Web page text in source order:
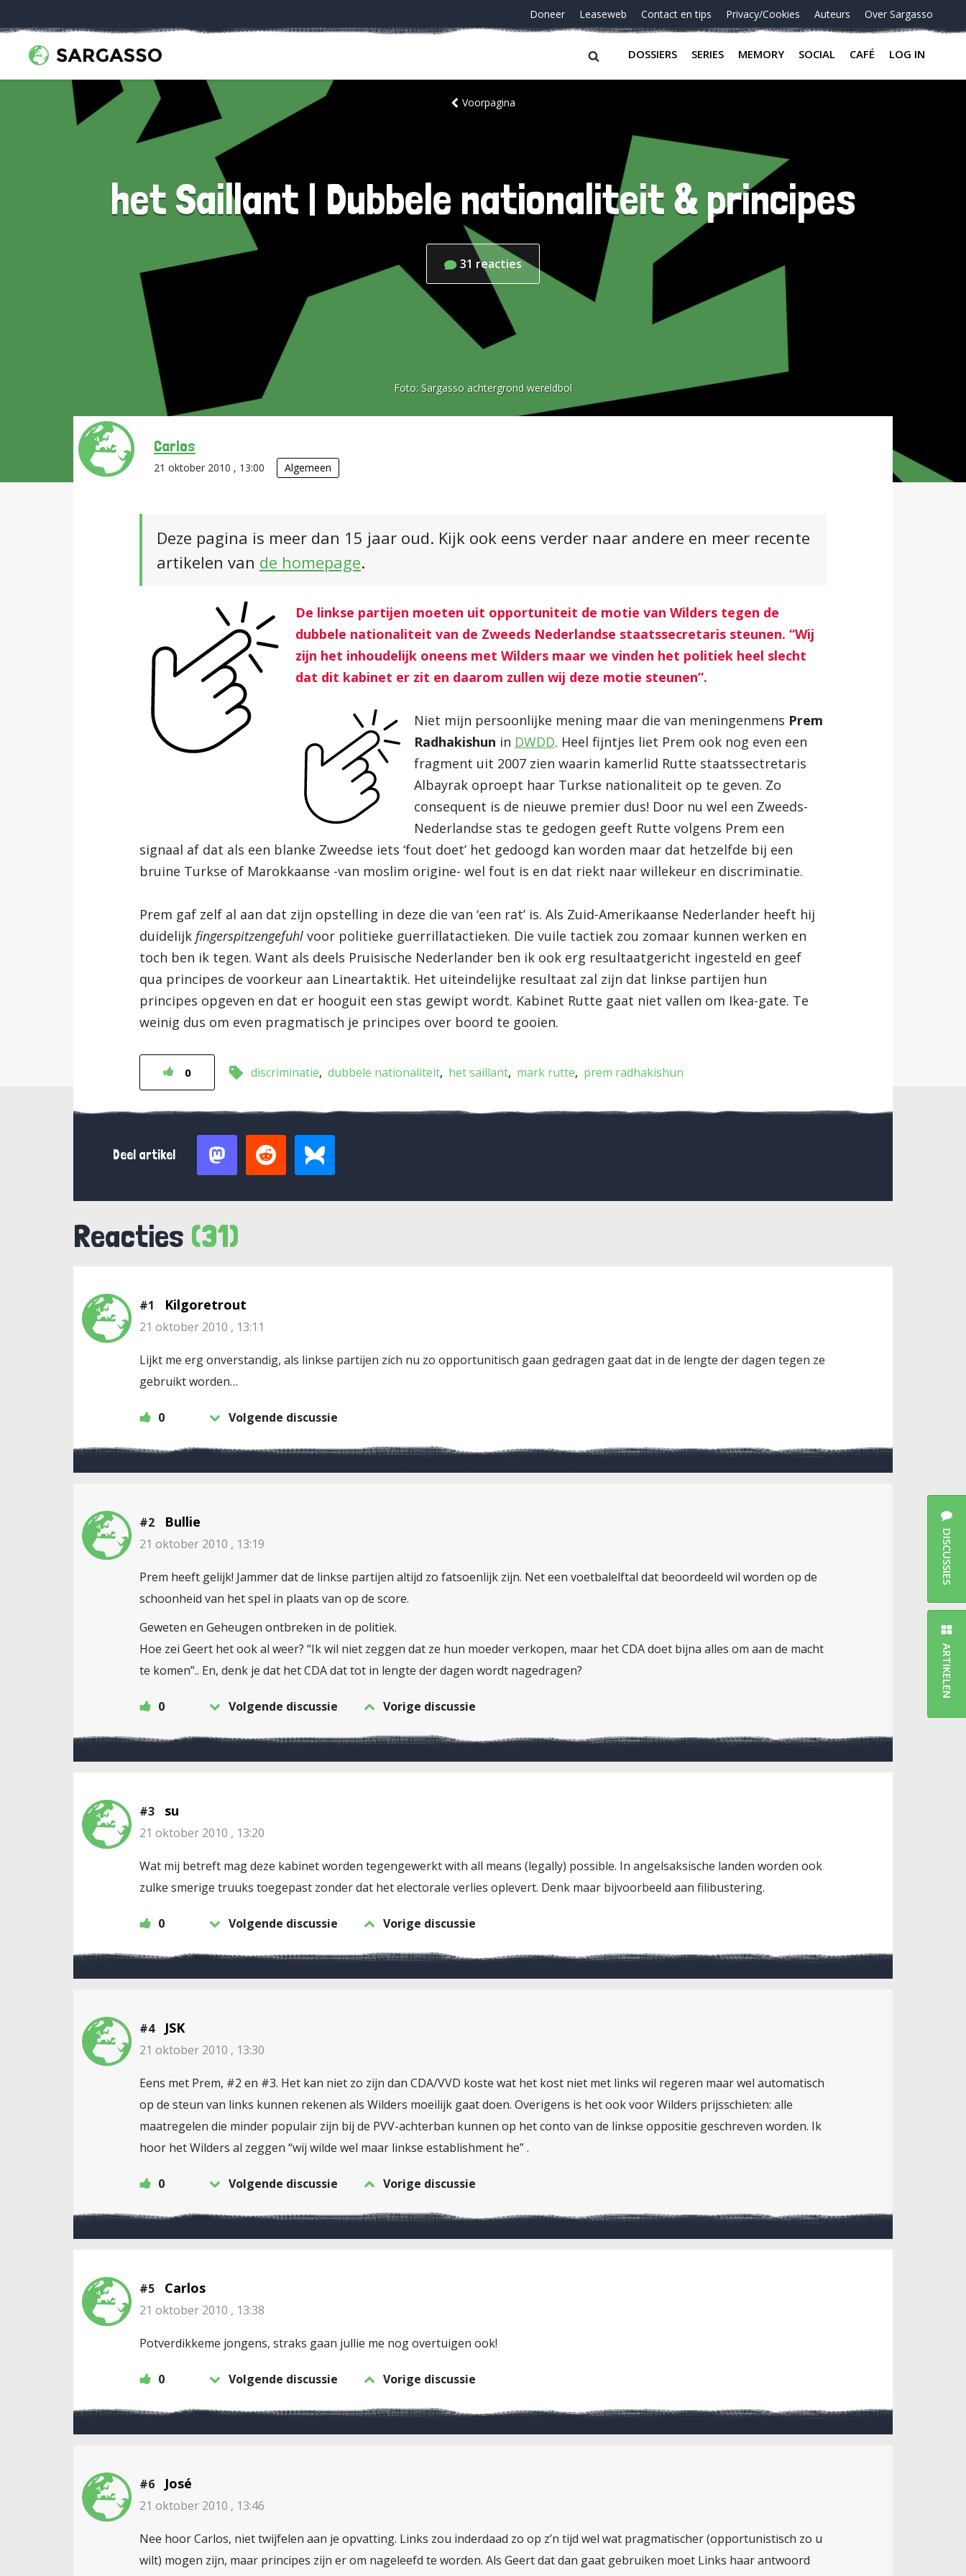
Doneer Leaseweb Contact en tips Privacy/Cookies Auteurs Over Sargasso
DOSSIERS SERIES MEMORY SOCIAL CAFÉ LOG IN
Voorpagina
het Saillant | Dubbele nationaliteit & principes
31 reacties
Foto: Sargasso achtergrond wereldbol
Carlos
21 oktober 2010 , 13:00 Algemeen
Deze pagina is meer dan 15 jaar oud. Kijk ook eens verder naar andere en meer recente
artikelen van de homepage.
De linkse partijen moeten uit opportuniteit de motie van Wilders tegen de
dubbele nationaliteit van de Zweeds Nederlandse staatssecretaris steunen. “Wij
zijn het inhoudelijk oneens met Wilders maar we vinden het politiek heel slecht
dat dit kabinet er zit en daarom zullen wij deze motie steunen”.
Niet mijn persoonlijke mening maar die van meningenmens Prem
Radhakishun in DWDD. Heel fijntjes liet Prem ook nog even een
fragment uit 2007 zien waarin kamerlid Rutte staatssectretaris
Albayrak oproept haar Turkse nationaliteit op te geven. Zo
consequent is de nieuwe premier dus! Door nu wel een Zweeds-
Nederlandse stas te gedogen geeft Rutte volgens Prem een
signaal af dat als een blanke Zweedse iets ‘fout doet’ het gedoogd kan worden maar dat hetzelfde bij een
bruine Turkse of Marokkaanse -van moslim origine- wel fout is en dat riekt naar willekeur en discriminatie.
Prem gaf zelf al aan dat zijn opstelling in deze die van ‘een rat’ is. Als Zuid-Amerikaanse Nederlander heeft hij
duidelijk fingerspitzengefuhl voor politieke guerrillatactieken. Die vuile tactiek zou zomaar kunnen werken en
toch ben ik tegen. Want als deels Pruisische Nederlander ben ik ook erg resultaatgericht ingesteld en geef
qua principes de voorkeur aan Lineartaktik. Het uiteindelijke resultaat zal zijn dat linkse partijen hun
principes opgeven en dat er hooguit een stas gewipt wordt. Kabinet Rutte gaat niet vallen om Ikea-gate. Te
weinig dus om even pragmatisch je principes over boord te gooien.
0 discriminatie dubbele nationaliteit het saillant mark rutte prem radhakishun
Deel artikel
Reacties (31)
#1 Kilgoretrout
21 oktober 2010 , 13:11
Lijkt me erg onverstandig, als linkse partijen zich nu zo opportunitisch gaan gedragen gaat dat in de lengte der dagen tegen ze
gebruikt worden…
0 Volgende discussie
#2 Bullie
21 oktober 2010 , 13:19
Prem heeft gelijk! Jammer dat de linkse partijen altijd zo fatsoenlijk zijn. Net een voetbalelftal dat beoordeeld wil worden op de
schoonheid van het spel in plaats van op de score.
Geweten en Geheugen ontbreken in de politiek.
Hoe zei Geert het ook al weer? “Ik wil niet zeggen dat ze hun moeder verkopen, maar het CDA doet bijna alles om aan de macht
te komen”.. En, denk je dat het CDA dat tot in lengte der dagen wordt nagedragen?
0 Volgende discussie Vorige discussie
#3 su
21 oktober 2010 , 13:20
Wat mij betreft mag deze kabinet worden tegengewerkt with all means (legally) possible. In angelsaksische landen worden ook
zulke smerige truuks toegepast zonder dat het electorale verlies oplevert. Denk maar bijvoorbeeld aan filibustering.
0 Volgende discussie Vorige discussie
#4 JSK
21 oktober 2010 , 13:30
Eens met Prem, #2 en #3. Het kan niet zo zijn dan CDA/VVD koste wat het kost niet met links wil regeren maar wel automatisch
op de steun van links kunnen rekenen als Wilders moeilijk gaat doen. Overigens is het ook voor Wilders prijsschieten: alle
maatregelen die minder populair zijn bij de PVV-achterban kunnen op het conto van de linkse oppositie geschreven worden. Ik
hoor het Wilders al zeggen “wij wilde wel maar linkse establishment he” .
0 Volgende discussie Vorige discussie
#5 Carlos
21 oktober 2010 , 13:38
Potverdikkeme jongens, straks gaan jullie me nog overtuigen ook!
0 Volgende discussie Vorige discussie
#6 José
21 oktober 2010 , 13:46
Nee hoor Carlos, niet twijfelen aan je opvatting. Links zou inderdaad zo op z’n tijd wel wat pragmatischer (opportunistisch zo u
wilt) mogen zijn, maar principes zijn er om nageleefd te worden. Als Geert dat dan gaat gebruiken moet Links haar antwoord
DISCUSSIES
ARTIKELEN